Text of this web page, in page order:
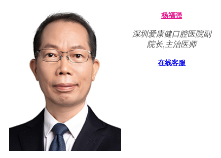
杨福强
深圳爱康健口腔医院副
院长,主治医师
在线客服